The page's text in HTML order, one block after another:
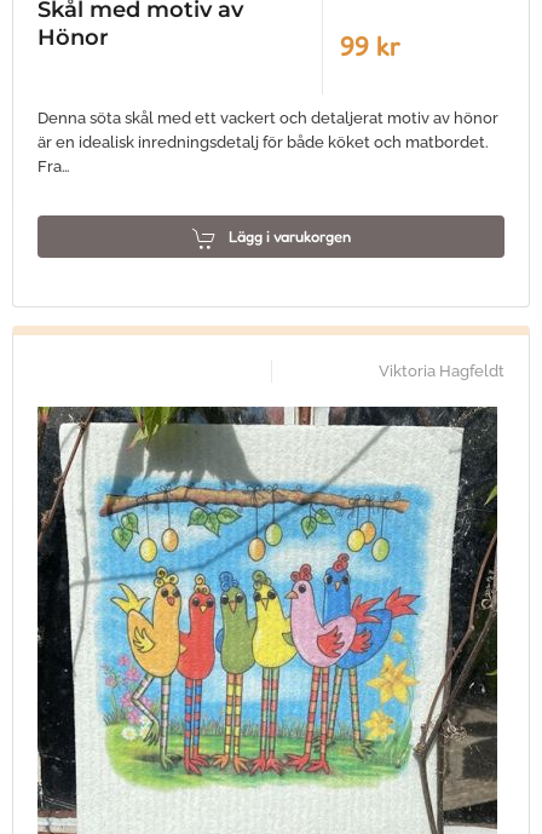
Skål med motiv av
Hönor
99 kr
Denna söta skål med ett vackert och detaljerat motiv av hönor
är en idealisk inredningsdetalj för både köket och matbordet.
Fra…
Lägg i varukorgen
Viktoria Hagfeldt